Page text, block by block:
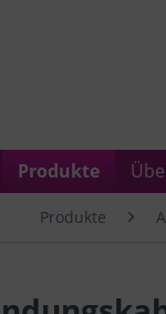
Produkte
Produkte